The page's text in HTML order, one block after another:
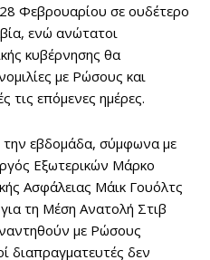
Φεβρουαρίου σε ουδέτερο
ενώ ανώτατοι
κυβέρνησης θα
με Ρώσους και
τις επόμενες ημέρες.
την εβδομάδα, σύμφωνα με
Εξωτερικών Μάρκο
Ασφάλειας Μάικ Γουόλτς
τη Μέση Ανατολή Στιβ
με Ρώσους
διαπραγματευτές δεν